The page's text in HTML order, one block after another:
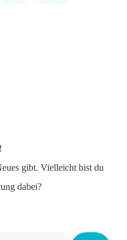
gibt. Vielleicht bist du
dabei?